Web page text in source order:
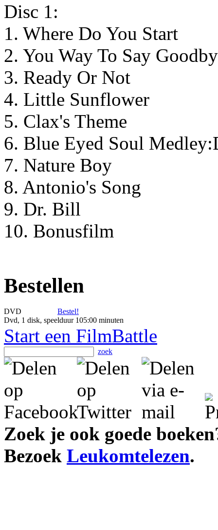
Disc 1:
1. Where Do You Start
2. You Way To Say
3. Ready Or Not
4. Little Sunflower
5. Clax's Theme
6. Blue Eyed Soul
7. Nature Boy
8. Antonio's Song
9. Dr. Bill
10. Bonusfilm
Bestellen
DVD
Bestel!
Dvd, 1 disk, speelduur 105:00 minuten
Start een FilmBattle
zoek
Zoek je ook goede
Bezoek Leukomtelezen.